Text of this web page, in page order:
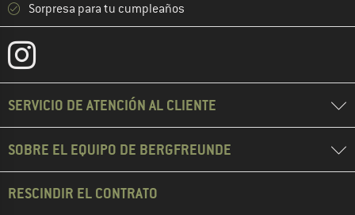
Sorpresa para tu cumpleaños
SERVICIO DE ATENCIÓN AL CLIENTE
SOBRE EL EQUIPO DE BERGFREUNDE
RESCINDIR EL CONTRATO